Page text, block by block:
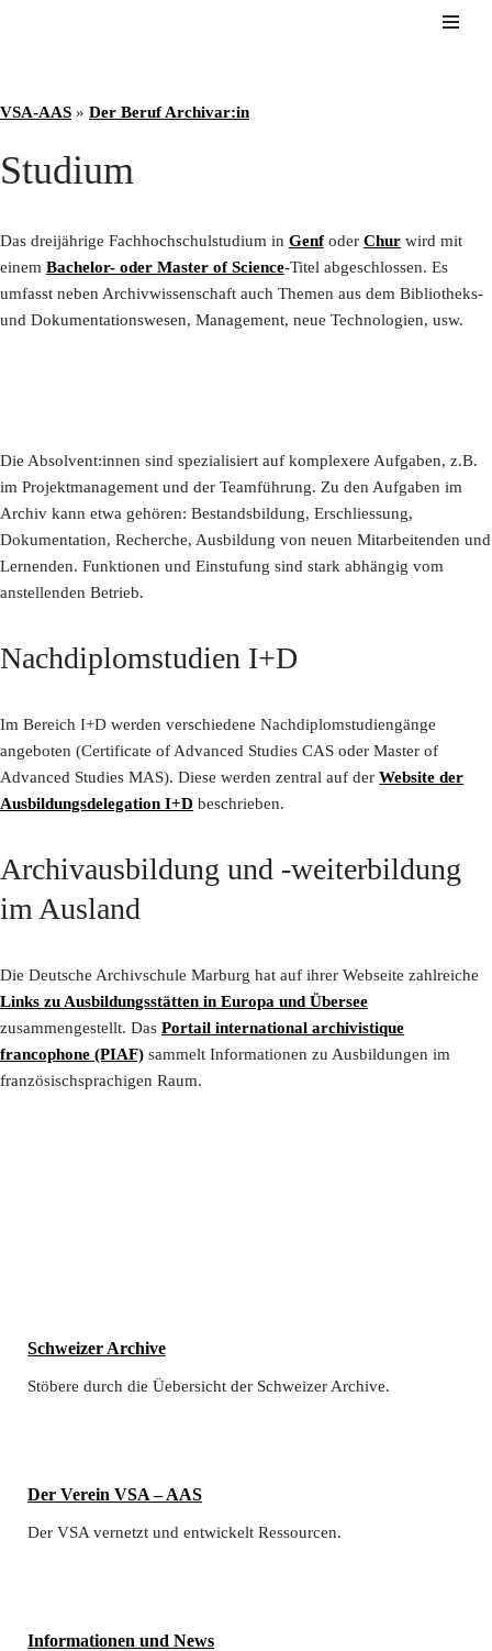
springen
VSA-AAS » Der Beruf Archivar:in
Studium
Das dreijährige Fachhochschulstudium in Genfoder Chur wird mit
einem Bachelor- oder Master of Science-Titel abgeschlossen. Es
umfasst neben Archivwissenschaft auch Themen aus dem Bibliotheks-
und Dokumentationswesen, Management, neue Technologien, usw.
Die Absolvent:innen sind spezialisiert auf komplexere Aufgaben, z.B.
im Projektmanagement und der Teamführung. Zu den Aufgaben im
Archiv kann etwa gehören: Bestandsbildung, Erschliessung,
Dokumentation, Recherche, Ausbildung von neuen Mitarbeitenden und
Lernenden. Funktionen und Einstufung sind stark abhängig vom
anstellenden Betrieb.
Nachdiplomstudien I+D
Im Bereich I+D werden verschiedene Nachdiplomstudiengänge
angeboten (Certificate of Advanced Studies CAS oder Master of
Advanced Studies MAS). Diese werden zentral auf der Website der
Ausbildungsdelegation I+D beschrieben.
Archivausbildung und -weiterbildung
im Ausland
Die Deutsche Archivschule Marburg hat auf ihrer Webseite zahlreiche
Links zu Ausbildungsstätten in Europa und Übersee
zusammengestellt. Das Portail international archivistique
francophone (PIAF) sammelt Informationen zu Ausbildungen im
französischsprachigen Raum.
Schweizer Archive
Stöbere durch die Üebersicht der Schweizer Archive.
Der Verein VSA – AAS​
Der VSA vernetzt und entwickelt Ressourcen.
Informationen und News​